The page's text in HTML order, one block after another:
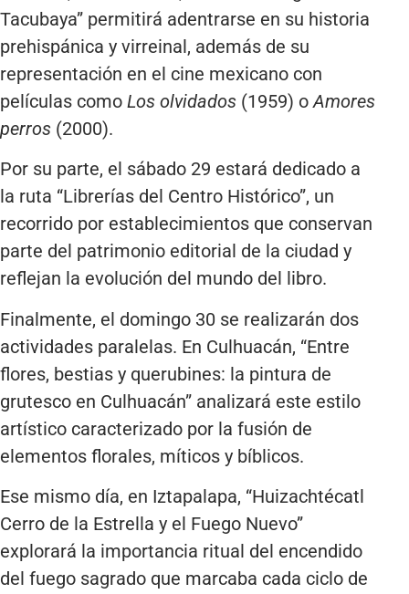
Tacubaya” permitirá adentrarse en su historia
prehispánica y virreinal, además de su
representación en el cine mexicano con
películas como Los olvidados (1959) oAmores
perros (2000).
Por su parte, el sábado 29 estará dedicado a
la ruta “Librerías del Centro Histórico”, un
recorrido por establecimientos que conservan
parte del patrimonio editorial de la ciudad y
reflejan la evolución del mundo del libro.
Finalmente, el domingo 30 se realizarán dos
actividades paralelas. En Culhuacán, “Entre
flores, bestias y querubines: la pintura de
grutesco en Culhuacán” analizará este estilo
artístico caracterizado por la fusión de
elementos florales, míticos y bíblicos.
Ese mismo día, en Iztapalapa, “Huizachtécatl
Cerro de la Estrella y el Fuego Nuevo”
explorará la importancia ritual del encendido
del fuego sagrado que marcaba cada ciclo de